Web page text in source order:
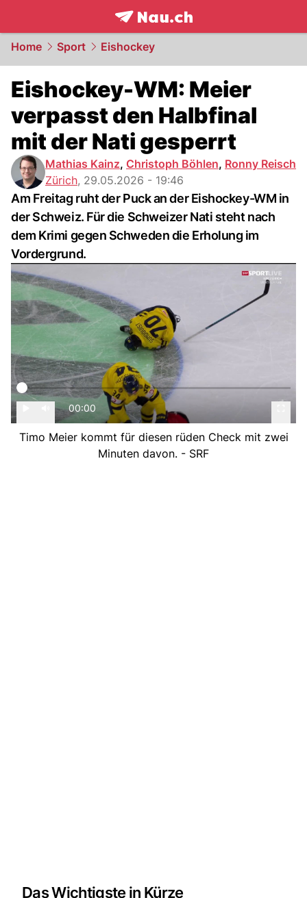
frontpage.NAU.ch
Home Sport Eishockey
Eishockey-WM: Meier
verpasst den Halbfinal
mit der Nati gesperrt
Mathias Kainz, Christoph Böhlen, Ronny Reisch
Zürich, 29.05.2026 - 19:46
Am Freitag ruht der Puck an der Eishockey-WM in
der Schweiz. Für die Schweizer Nati steht nach
dem Krimi gegen Schweden die Erholung im
Vordergrund.
00:00
Timo Meier kommt für diesen rüden Check mit zwei
Minuten davon. - SRF
Das Wichtigste in Kürze